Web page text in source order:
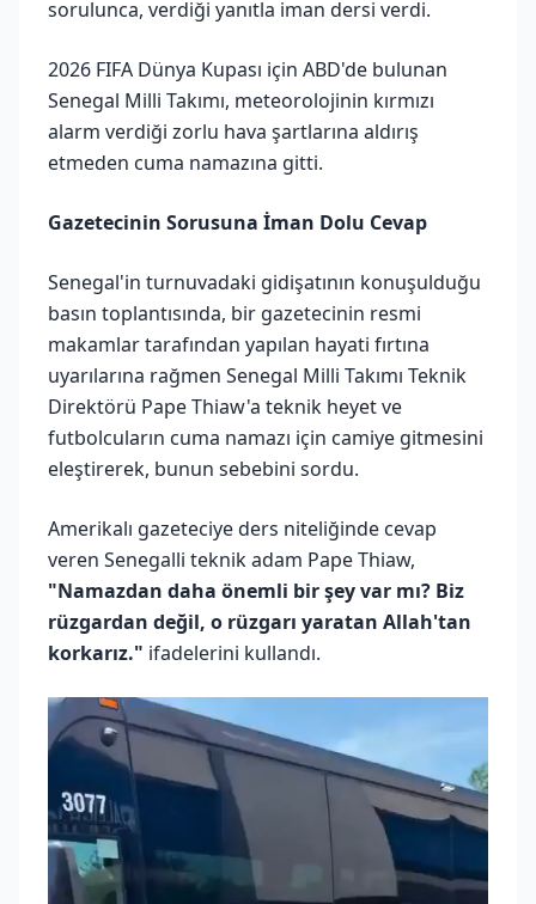
sorulunca, verdiği yanıtla iman dersi verdi.
2026 FIFA Dünya Kupası için ABD'de bulunan
Senegal Milli Takımı, meteorolojinin kırmızı
alarm verdiği zorlu hava şartlarına aldırış
etmeden cuma namazına gitti.
Gazetecinin Sorusuna İman Dolu Cevap
Senegal'in turnuvadaki gidişatının konuşulduğu
basın toplantısında, bir gazetecinin resmi
makamlar tarafından yapılan hayati fırtına
uyarılarına rağmen Senegal Milli Takımı Teknik
Direktörü Pape Thiaw'a teknik heyet ve
futbolcuların cuma namazı için camiye gitmesini
eleştirerek, bunun sebebini sordu.
Amerikalı gazeteciye ders niteliğinde cevap
veren Senegalli teknik adam Pape Thiaw,
"Namazdan daha önemli bir şey var mı? Biz
rüzgardan değil, o rüzgarı yaratan Allah'tan
korkarız." ifadelerini kullandı.